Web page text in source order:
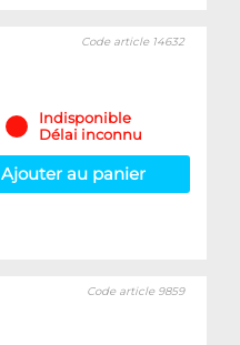
Code article 14632
Indisponible
Délai inconnu
Ajouter au panier
Code article 9859